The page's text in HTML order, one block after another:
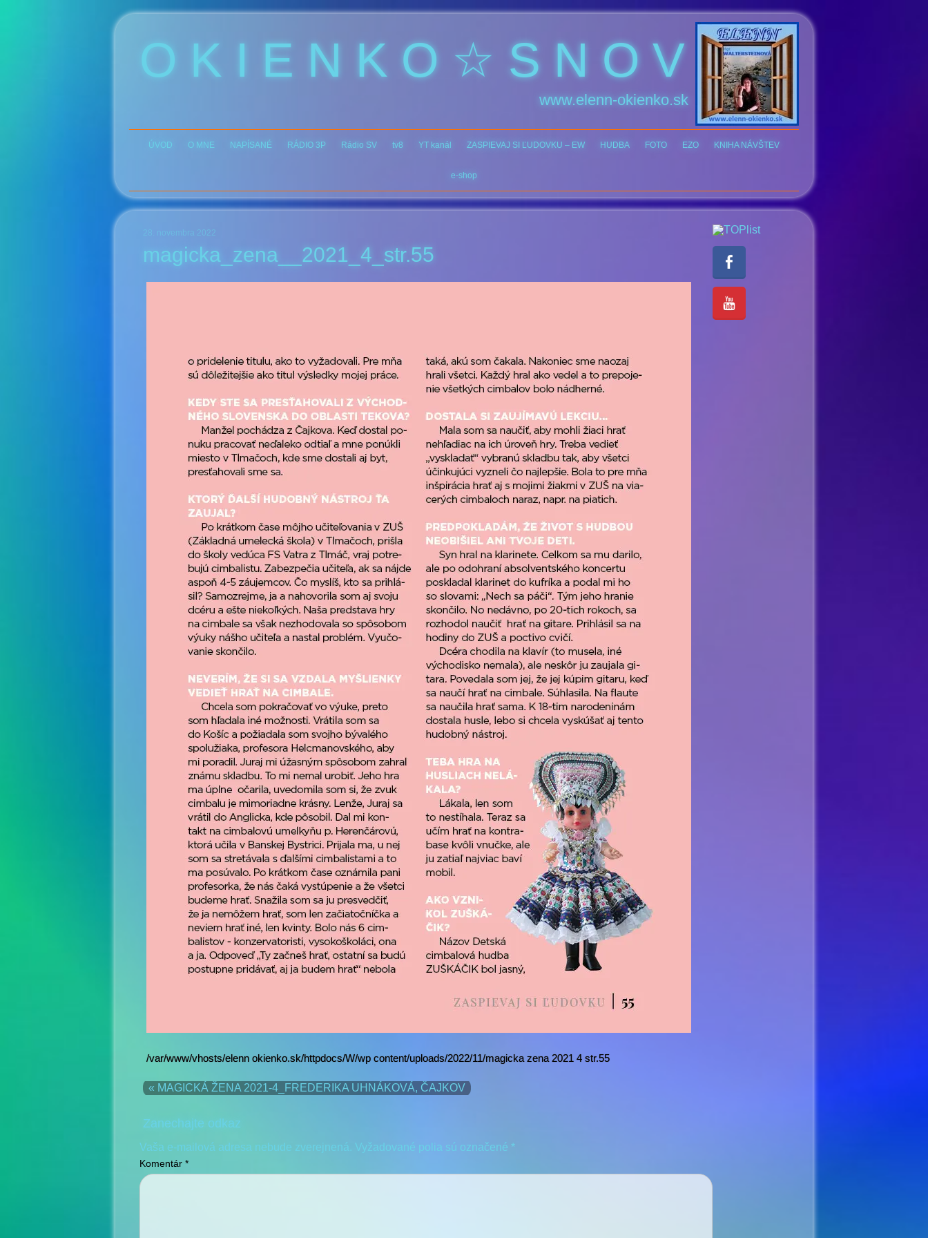
O K I E N K O ☆ S N O V
www.elenn-okienko.sk
ÚVOD O MNE NAPÍSANÉ RÁDIO 3P Rádio SV tv8 YT kanál ZASPIEVAJ SI ĽUDOVKU – EW HUDBA FOTO EZO KNIHA NÁVŠTEV
e-shop
28. novembra 2022
magicka_zena__2021_4_str.55
/var/www/vhosts/elenn okienko.sk/httpdocs/W/wp content/uploads/2022/11/magicka zena 2021 4 str.55
« MAGICKÁ ŽENA 2021-4_FREDERIKA UHNÁKOVÁ, ČAJKOV
Zanechajte odkaz
Vaša e-mailová adresa nebude zverejnená. Vyžadované polia sú označené *
Komentár *